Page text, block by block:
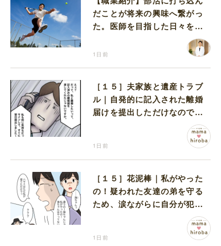
だことが将来の興味へ繋がっ
た。医師を目指した日々を振
1日前
［１５］夫家族と遺産トラブ
ル｜自発的に記入された離婚
届けを提出しただけなので、
1日前
［１５］花泥棒｜私がやった
の！疑われた友達の弟を守る
ため、涙ながらに自分が犯人
1日前